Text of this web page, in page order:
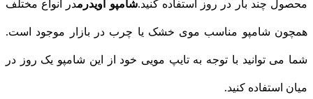
محصول چند بار در روز استفاده کنید.شامپو اویدرمدر انواع مختلف
همچون شامپو مناسب موی خشک یا چرب در بازار موجود است.
شما می توانید با توجه به تایپ مویی خود از این شامپو یک روز در
میان استفاده کنید.